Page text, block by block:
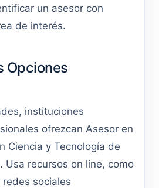
un asesor con
de interés.
Opciones
instituciones
ofrezcan Asesor en
Ciencia y Tecnología de
Usa recursos on line, como
sociales